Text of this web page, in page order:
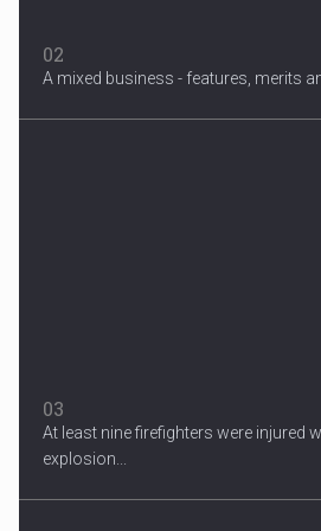
02
A mixed business - features, merits
03
At least nine firefighters were injured
explosion...